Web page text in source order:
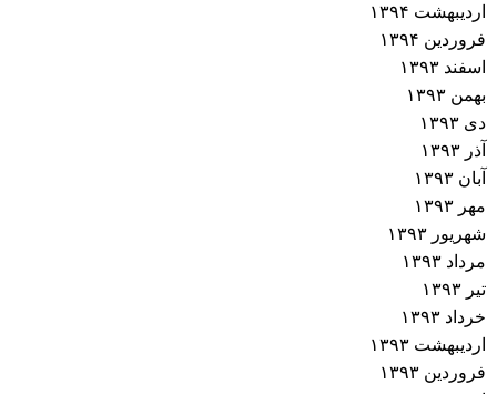
اردیبهشت ۱۳۹۴
فروردین ۱۳۹۴
اسفند ۱۳۹۳
بهمن ۱۳۹۳
دی ۱۳۹۳
آذر ۱۳۹۳
آبان ۱۳۹۳
مهر ۱۳۹۳
شهریور ۱۳۹۳
مرداد ۱۳۹۳
تیر ۱۳۹۳
خرداد ۱۳۹۳
اردیبهشت ۱۳۹۳
فروردین ۱۳۹۳